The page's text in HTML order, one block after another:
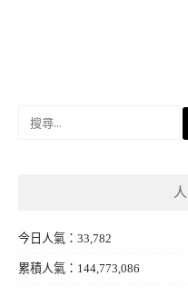
今日人氣：33,782
累積人氣：144,773,086